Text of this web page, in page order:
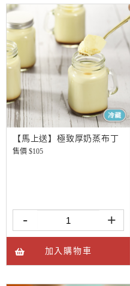
【馬上送】極致厚奶蒸布丁
售價 $105
- +
加入購物車